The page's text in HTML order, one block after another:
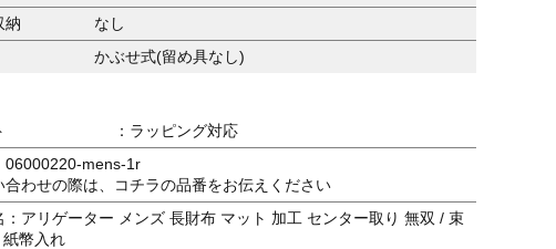
納
なし
かぶせ式(留め具なし)
：ラッピング対応
06000220-mens-1r
合わせの際は、コチラの品番をお伝えください
：アリゲーター メンズ 長財布 マット 加工 センター取り 無双 / 束
紙幣入れ